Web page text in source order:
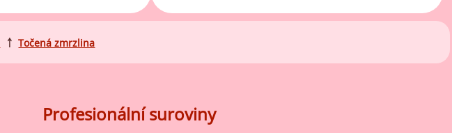
￪ Točená zmrzlina
Profesionální suroviny